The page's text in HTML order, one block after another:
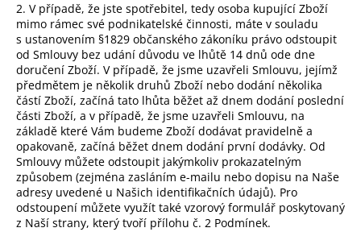
2. V případě, že jste spotřebitel, tedy osoba kupující Zboží
mimo rámec své podnikatelské činnosti, máte v souladu
s ustanovením §1829 občanského zákoníku právo odstoupit
od Smlouvy bez udání důvodu ve lhůtě 14 dnů ode dne
doručení Zboží. V případě, že jsme uzavřeli Smlouvu, jejímž
předmětem je několik druhů Zboží nebo dodání několika
částí Zboží, začíná tato lhůta běžet až dnem dodání poslední
části Zboží, a v případě, že jsme uzavřeli Smlouvu, na
základě které Vám budeme Zboží dodávat pravidelně a
opakovaně, začíná běžet dnem dodání první dodávky. Od
Smlouvy můžete odstoupit jakýmkoliv prokazatelným
způsobem (zejména zasláním e-mailu nebo dopisu na Naše
adresy uvedené u Našich identifikačních údajů). Pro
odstoupení můžete využít také vzorový formulář poskytovaný
z Naší strany, který tvoří přílohu č. 2 Podmínek.